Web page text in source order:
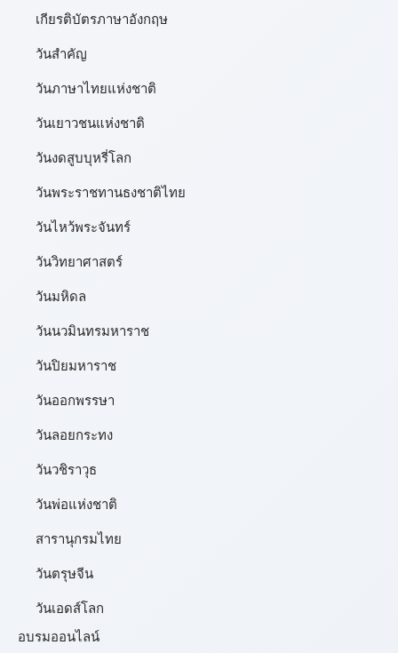
เกียรติบัตรภาษาอังกฤษ
วันสำคัญ
วันภาษาไทยแห่งชาติ
วันเยาวชนแห่งชาติ
วันงดสูบบุหรี่โลก
วันพระราชทานธงชาติไทย
วันไหว้พระจันทร์​
วันวิทยาศาสตร์
วันมหิดล
วันนวมินทรมหาราช
วันปิยมหาราช
วันออกพรรษา
วันลอยกระทง
วันวชิราวุธ
วันพ่อแห่งชาติ
สารานุกรมไทย
วันตรุษจีน
วันเอดส์โลก
อบรมออนไลน์